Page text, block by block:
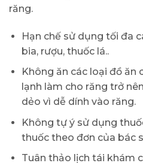
răng.
Hạn chế sử dụng tối đa
bia, rượu, thuốc lá..
Không ăn các loại đồ ăn
lạnh làm cho răng trở
dẻo vì dễ dính vào răng.
Không tự ý sử dụng
thuốc theo đơn của bác
Tuân thảo lịch tái khám